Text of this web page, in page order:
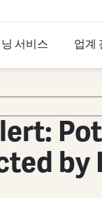
서비스 업계
by